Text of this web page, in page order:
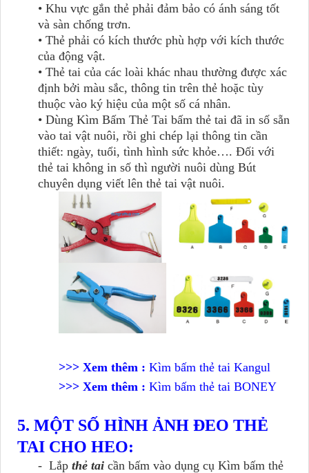
• Khu vực gắn thẻ phải đảm bảo có ánh sáng tốt
và sàn chống trơn.
• Thẻ phải có kích thước phù hợp với kích thước
của động vật.
• Thẻ tai của các loài khác nhau thường được xác
định bởi màu sắc, thông tin trên thẻ hoặc tùy
thuộc vào ký hiệu của một số cá nhân.
• Dùng Kìm Bấm Thẻ Tai bấm thẻ tai đã in số sẵn
vào tai vật nuôi, rồi ghi chép lại thông tin cần
thiết: ngày, tuổi, tình hình sức khỏe…. Đối với
thẻ tai không in số thì người nuôi dùng Bút
chuyên dụng viết lên thẻ tai vật nuôi.
>>> Xem thêm :Kìm bấm thẻ tai Kangul
>>> Xem thêm :Kìm bấm thẻ tai BONEY
5. MỘT SỐ HÌNH ẢNH ĐEO THẺ
TAI CHO HEO:
- Lắpthẻ tai cần bấm vào dụng cụ Kìm bấm thẻ